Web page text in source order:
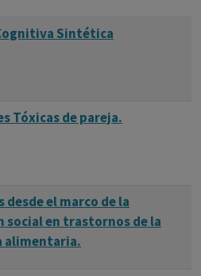
Sintética
Tóxicas de pareja.
desde el marco de la
social en trastornos de la
alimentaria.